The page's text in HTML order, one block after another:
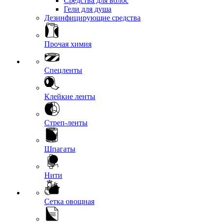
Гели для душа
Дезинфицирующие средства
Прочая химия
Спецленты
Клейкие ленты
Стреп-ленты
Шпагаты
Нити
Сетка овощная